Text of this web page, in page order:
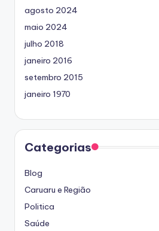
agosto 2024
maio 2024
julho 2018
janeiro 2016
setembro 2015
janeiro 1970
Categorias
Blog
Caruaru e Região
Politica
Saúde